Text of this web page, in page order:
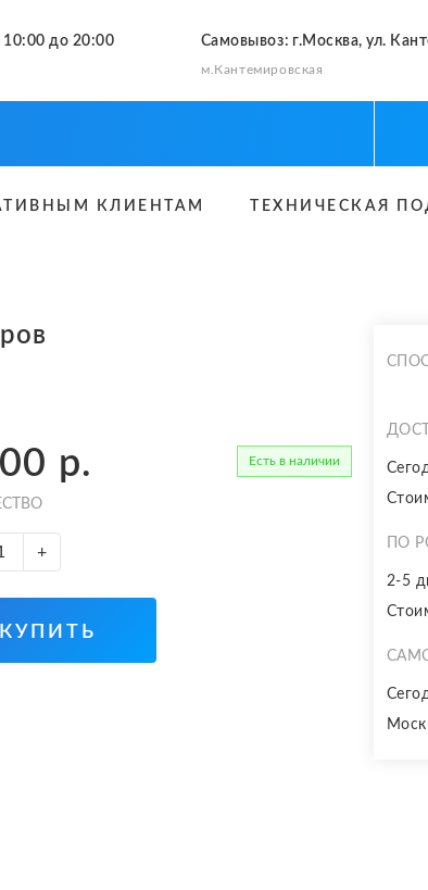
10:00 до 20:00 Самовывоз: г.Москва, ул.
м.Кантемировская
КЛИЕНТАМ ТЕХНИЧЕСКАЯ
р. Есть в наличии
+
КУПИТЬ
ПО
2-5